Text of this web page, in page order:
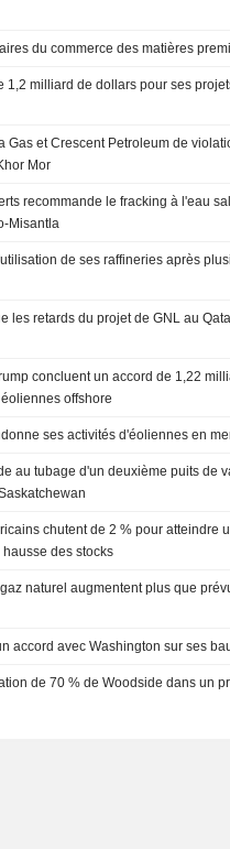
du commerce des matières
1,2 milliard de dollars pour ses
Gas et Crescent Petroleum de
Mor
recommande le fracking à l'eau
Misantla
de ses raffineries après
les retards du projet de GNL au
concluent un accord de 1,22
offshore
ses activités d'éoliennes en
au tubage d'un deuxième puits de
chutent de 2 % pour atteindre
des stocks
naturel augmentent plus que
accord avec Washington sur ses
de 70 % de Woodside dans un